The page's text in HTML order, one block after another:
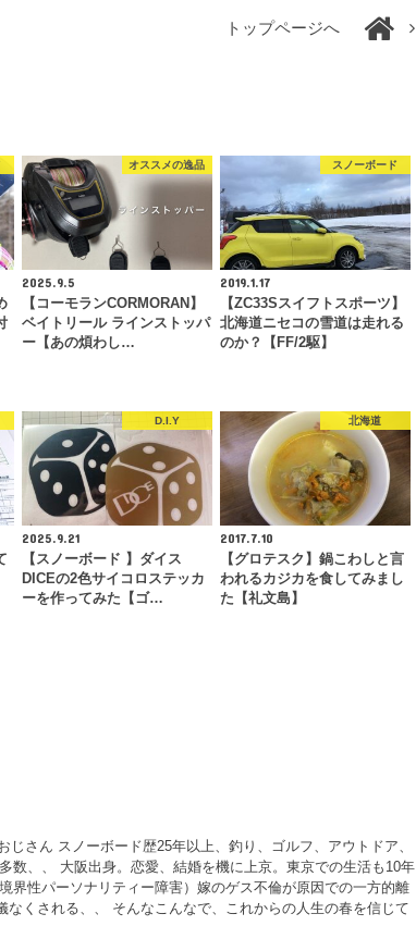
トップページへ
オススメの逸品
2025.9.5
【コーモランCORMORAN】
ベイトリール ラインストッパ
ー【あの煩わし…
スノーボード
2019.1.17
【ZC33Sスイフトスポーツ】
北海道ニセコの雪道は走れる
のか？【FF/2駆】
D.I.Y
2025.9.21
【スノーボード 】ダイス
DICEの2色サイコロステッカ
ーを作ってみた【ゴ…
北海道
2017.7.10
【グロテスク】鍋こわしと言
われるカジカを食してみまし
た【礼文島】
じさん スノーボード歴25年以上、釣り、ゴルフ、アウトドア、
数、、 大阪出身。恋愛、結婚を機に上京。東京での生活も10年
界性パーソナリティー障害）嫁のゲス不倫が原因での一方的離
なくされる、、 そんなこんなで、これからの人生の春を信じて